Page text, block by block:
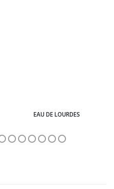
EAU DE LOURDES